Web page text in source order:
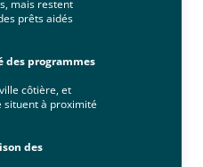
mais restent
prêts aidés
des programmes
côtière, et
situent à proximité
des